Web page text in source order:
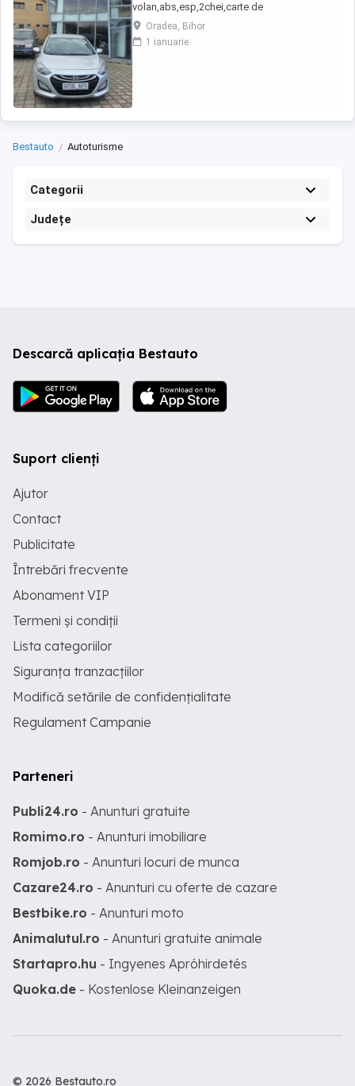
volan,abs,esp,2chei,carte de
service,inchidere centralizata,servo , radio
cd,incalzire in scaune ,cotiera fata ,geamuri
electrice, vopsea metalizata, proiectoare de
Oradea, Bihor
1 ianuarie
Bestauto Autoturisme
Categorii
Județe
Descarcă aplicația Bestauto
Suport clienți
Ajutor
Contact
Publicitate
Întrebări frecvente
Abonament VIP
Termeni și condiții
Lista categoriilor
Siguranța tranzacțiilor
Modifică setările de confidențialitate
Regulament Campanie
Parteneri
Publi24.ro - Anunturi gratuite
Romimo.ro - Anunturi imobiliare
Romjob.ro - Anunturi locuri de munca
Cazare24.ro - Anunturi cu oferte de cazare
Bestbike.ro - Anunturi moto
Animalutul.ro - Anunturi gratuite animale
Startapro.hu - Ingyenes Apróhirdetés
Quoka.de - Kostenlose Kleinanzeigen
© 2026 Bestauto.ro